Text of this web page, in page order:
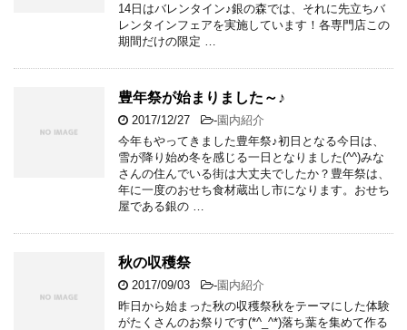
14日はバレンタイン♪銀の森では、それに先立ちバ
レンタインフェアを実施しています！各専門店この
期間だけの限定 …
豊年祭が始まりました～♪
2017/12/27 -園内紹介
今年もやってきました豊年祭♪初日となる今日は、
雪が降り始め冬を感じる一日となりました(^^)みな
さんの住んでいる街は大丈夫でしたか？豊年祭は、
年に一度のおせち食材蔵出し市になります。おせち
屋である銀の …
秋の収穫祭
2017/09/03 -園内紹介
昨日から始まった秋の収穫祭秋をテーマにした体験
がたくさんのお祭りです(*^_^*)落ち葉を集めて作る